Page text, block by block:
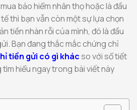
bảo hiểm nhân thọ hoặc là đầu
thì bạn vẫn còn một sự lựa chọn
tiền nhàn rỗi của mình, đó là đầu
Bạn đang thắc mắc chứng chỉ
tiền gửi có gì khácso với sổ tiết
tìm hiểu ngay trong bài viết này